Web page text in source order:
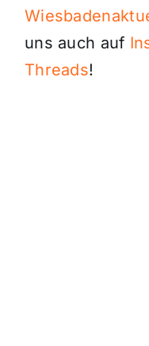
uns auch auf
Threads!